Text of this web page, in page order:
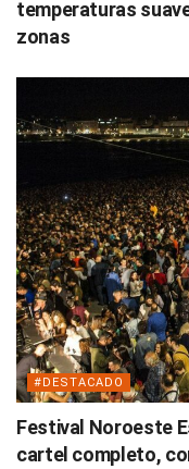
temperaturas
zonas
#DESTACADO
Festival Noroeste
cartel completo,